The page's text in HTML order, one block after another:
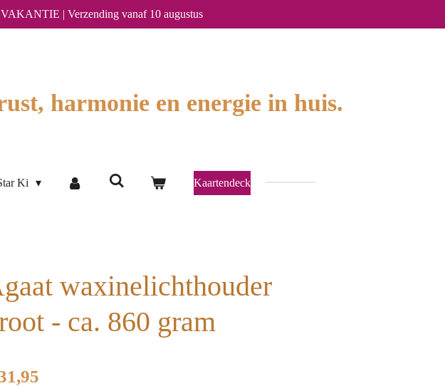
| Verzending vanaf 10 augustus
harmonie en energie in huis.
Ki Kaartendeck
waxinelichthouder
- ca. 860 gram